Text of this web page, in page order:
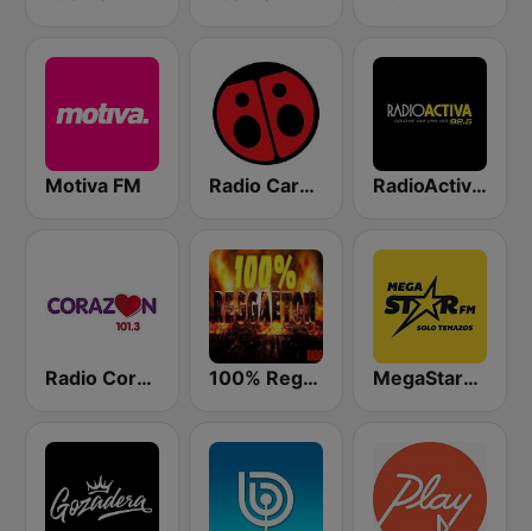
Motiva FM Radio Carolina RadioActiva 92.5
Radio Corazón FM 100% Reggaeton Radio MegaStarFM